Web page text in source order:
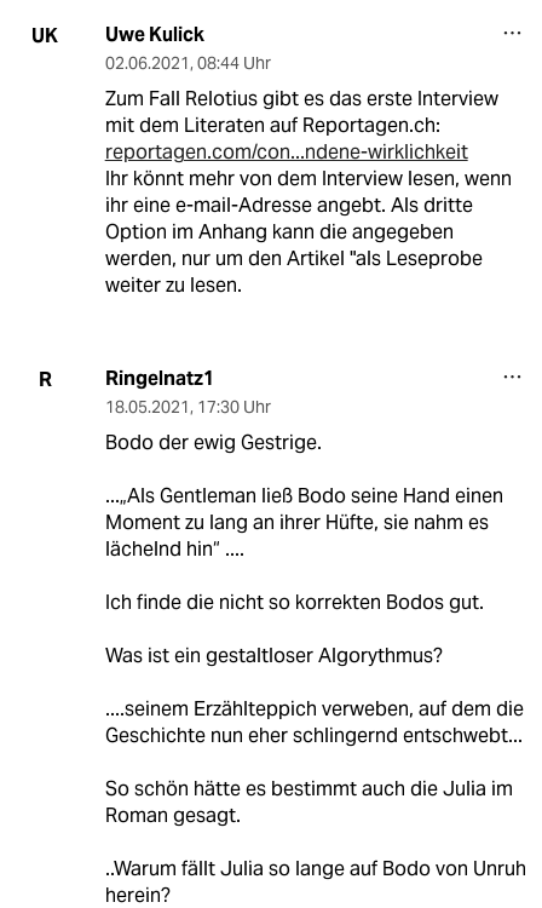
UK Uwe Kulick
02.06.2021, 08:44 Uhr
Zum Fall Relotius gibt es das erste Interview
mit dem Literaten auf Reportagen.ch:
reportagen.com/con...ndene-wirklichkeit
Ihr könnt mehr von dem Interview lesen, wenn
ihr eine e-mail-Adresse angebt. Als dritte
Option im Anhang kann die angegeben
werden, nur um den Artikel "als Leseprobe
weiter zu lesen.
R Ringelnatz1
18.05.2021, 17:30 Uhr
Bodo der ewig Gestrige.
...„Als Gentleman ließ Bodo seine Hand einen
Moment zu lang an ihrer Hüfte, sie nahm es
lächelnd hin“ ....
Ich finde die nicht so korrekten Bodos gut.
Was ist ein gestaltloser Algorythmus?
....seinem Erzählteppich verweben, auf dem die
Geschichte nun eher schlingernd entschwebt...
So schön hätte es bestimmt auch die Julia im
Roman gesagt.
..Warum fällt Julia so lange auf Bodo von Unruh
herein?